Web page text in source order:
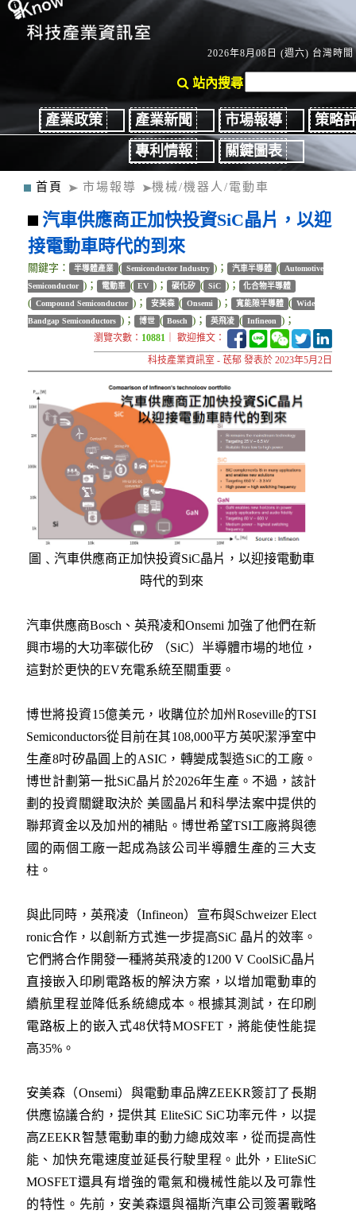
2026年8月08日 (週六) 台灣時間
站內搜尋
產業政策 產業新聞 市場報導
策略
專利情報
關鍵圖表
首頁 市場報導 機械/機器人/電動車
汽車供應商正加快投資SiC晶片，以迎
接電動車時代的到來
關鍵字： 半導體產業 ( Semiconductor Industry )； 汽車半導體 (
Automotive
Semiconductor )； 電動車 ( EV )； 碳化矽 ( SiC )； 化合物半導體
( Compound Semiconductor )； 安美森 ( Onsemi )； 寬能隙半導體 ( Wide
Bandgap Semiconductors )； 博世 ( Bosch )； 英飛凌 ( Infineon )；
瀏覽次數： 10881 ｜ 歡迎推文：
科技產業資訊室 - 茋郁 發表於 2023年5月2日
圖﹑汽車供應商正加快投資SiC晶片，以迎接電動車
時代的到來
汽車供應商Bosch、英飛凌和Onsemi 加強了他們在新
興市場的大功率碳化矽 （SiC）半導體市場的地位，
這對於更快的EV充電系統至關重要。
博世將投資15億美元，收購位於加州Roseville的TSI
Semiconductors從目前在其108,000平方英呎潔淨室中
生產8吋矽晶圓上的ASIC，轉變成製造SiC的工廠。
博世計劃第一批SiC晶片於2026年生產。不過，該計
劃的投資關鍵取決於 美國晶片和科學法案中提供的
聯邦資金以及加州的補貼。博世希望TSI工廠將與德
國的兩個工廠一起成為該公司半導體生產的三大支
柱。
與此同時，英飛凌（Infineon）宣布與Schweizer Elect
ronic合作，以創新方式進一步提高SiC 晶片的效率。
它們將合作開發一種將英飛凌的1200 V CoolSiC晶片
直接嵌入印刷電路板的解決方案，以增加電動車的
續航里程並降低系統總成本。根據其測試，在印刷
電路板上的嵌入式48伏特MOSFET，將能使性能提
高35%。
安美森（Onsemi）與電動車品牌ZEEKR簽訂了長期
供應協議合約，提供其 EliteSiC SiC功率元件，以提
高ZEEKR智慧電動車的動力總成效率，從而提高性
能、加快充電速度並延長行駛里程。此外，EliteSiC
MOSFET還具有增強的電氣和機械性能以及可靠性
的特性。先前，安美森還與福斯汽車公司簽署戰略